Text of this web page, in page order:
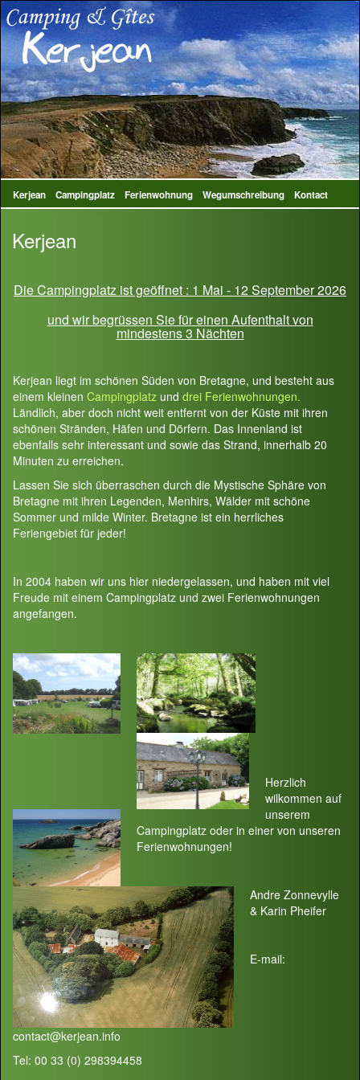
Kerjean Campingplatz Ferienwohnung Wegumschreibung Kontact
Kerjean
Die Campingplatz ist geöffnet : 1 Mai - 12 September 2026
und wir begrüssen Sie für einen Aufenthalt von
mindestens 3 Nächten
Kerjean liegt im schönen Süden von Bretagne, und besteht aus
einem kleinen Campingplatz und drei Ferienwohnungen.
Ländlich, aber doch nicht weit entfernt von der Küste mit ihren
schönen Stränden, Häfen und Dörfern. Das Innenland ist
ebenfalls sehr interessant und sowie das Strand, innerhalb 20
Minuten zu erreichen.
Lassen Sie sich überraschen durch die Mystische Sphäre von
Bretagne mit ihren Legenden, Menhirs, Wälder mit schöne
Sommer und milde Winter. Bretagne ist ein herrliches
Feriengebiet für jeder!
In 2004 haben wir uns hier niedergelassen, und haben mit viel
Freude mit einem Campingplatz und zwei Ferienwohnungen
angefangen.
Herzlich
wilkommen auf
unserem
Campingplatz oder in einer von unseren
Ferienwohnungen!
Andre Zonnevylle
& Karin Pheifer
E-mail:
contact@kerjean.info
Tel: 00 33 (0) 298394458